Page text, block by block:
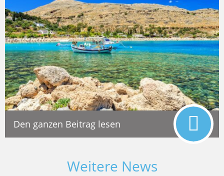
Den ganzen Beitrag lesen
Weitere News